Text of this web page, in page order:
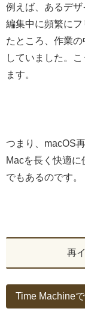
例えば、あるデ
編集中に頻繁に
たところ、作業
していました。
ます。
つまり、macOS
Macを長く快適
でもあるのです。
再
Time Machine